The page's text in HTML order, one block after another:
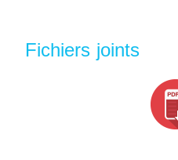
Fichiers joints